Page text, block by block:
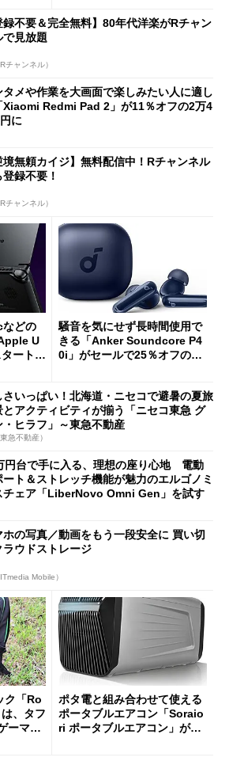
録不要＆完全無料】80年代洋楽がRチャン
で見放題
チャンネル）
タメや作業を大画面で楽しみたい人に適し
Xiaomi Redmi Pad 2」が11％オフの2万4
に
境無頼カイジ】無料配信中！Rチャンネル
録不要！
チャンネル）
どの
U
ート／
騒音を気にせず長時間使用で
きる「Anker Soundcore P4
0i」がセールで25％オフの59
さいっぱい！北海道・ニセコで避暑の夏旅
とアクティビティが揃う「ニセコ東急 グ
・ヒラフ」～東急不動産
急不動産）
円台で手に入る、理想の座り心地 電動
ート＆ストレッチ機能が魅力のエルゴノミ
チェア「LiberNovo Omni Gen」を試す
ホの写真／動画をもう一段安全に 買い切
ラウドストレージ
Mobile）
ク「Ro
、タフ
ーマー
ポタ電と組み合わせて使える
ポータブルエアコン「Soraio
ri ポータブルエアコン」がセ